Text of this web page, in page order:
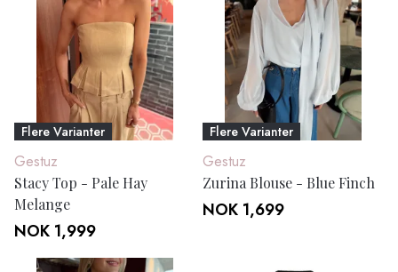
Flere Varianter
Gestuz
Stacy Top - Pale Hay
Melange
NOK 1,999
Flere Varianter
Gestuz
Zurina Blouse - Blue Finch
NOK 1,699